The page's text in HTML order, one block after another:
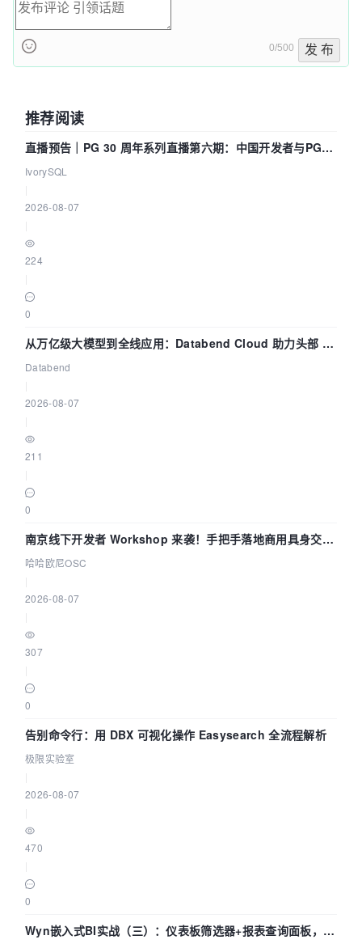
0/500 发 布
推荐阅读
直播预告｜PG 30 周年系列直播第六期：中国开发者与PG内
核——我们改得动吗？我们贡献了什么？
IvorySQL
2026-08-07
224
0
从万亿级大模型到全线应用：Databend Cloud 助力头部 AI
企业构建全链路 Trace 数据管道
Databend
2026-08-07
211
0
南京线下开发者 Workshop 来袭！手把手落地商用具身交互
智能 Agent 应用
哈哈欧尼OSC
2026-08-07
307
0
告别命令行：用 DBX 可视化操作 Easysearch 全流程解析
极限实验室
2026-08-07
470
0
Wyn嵌入式BI实战（三）：仪表板筛选器+报表查询面板，参